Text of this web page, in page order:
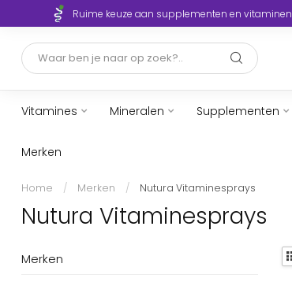
Ruime keuze aan supplementen en vitaminen
Vitamines Mineralen Supplementen
Merken
Home / Merken / Nutura Vitaminesprays
Nutura Vitaminesprays
Merken